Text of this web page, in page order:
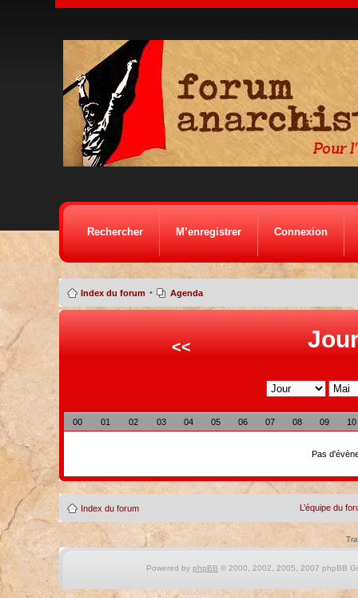
Rechercher M’enregistrer Connexion
Index du forum • Agenda
<<
00 01 02 03 04 05 06 07 08 09 10
Pas
Index du forum L’équipe du
Powered by phpBB © 2000, 2002, 2005, 2007 phpBB